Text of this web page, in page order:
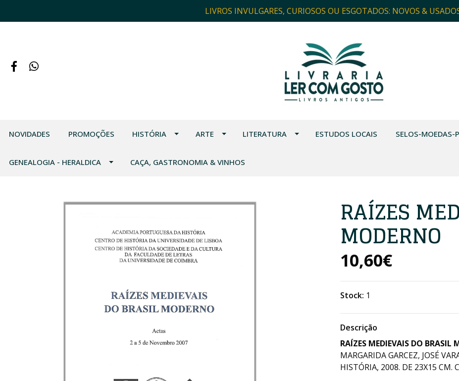
LIVROS INVULGARES, CURIOSOS OU ESGOTADOS: NOVOS &
NOVIDADES PROMOÇÕES HISTÓRIA ARTE LITERATURA ESTUDOS LOCAIS SELOS-MOEDAS-
GENEALOGIA - HERALDICA CAÇA, GASTRONOMIA & VINHOS
RAÍZES
MODERNO
10,60€
Stock: 1
Descrição
RAÍZES MEDIEVAIS DO
MARGARIDA GARCEZ, JOSÉ
HISTÓRIA, 2008. DE 23X15 CM.